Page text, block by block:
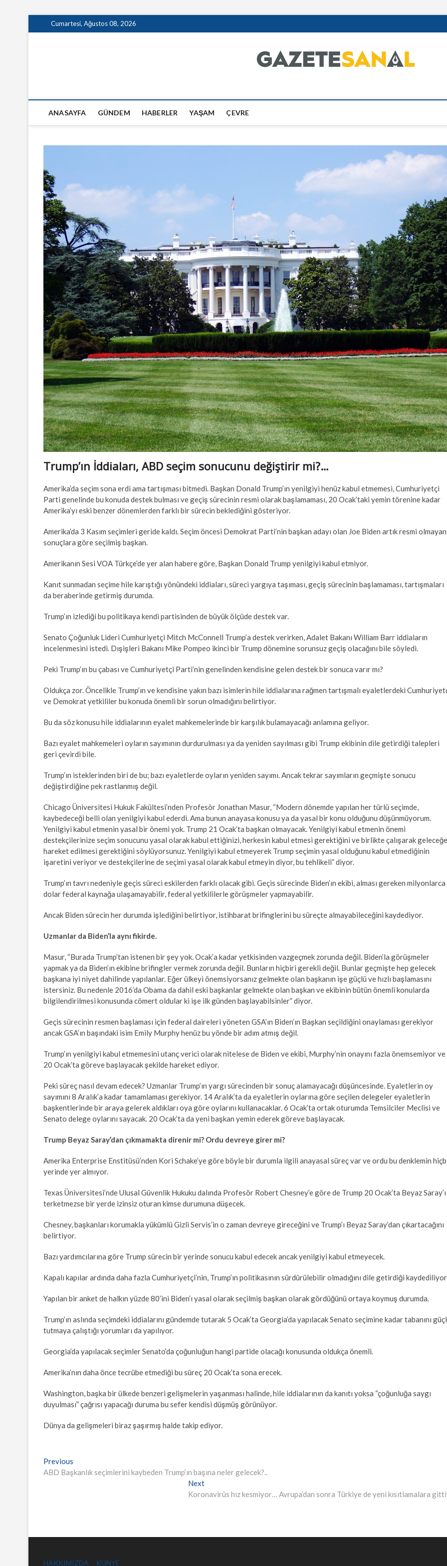
to
Cumartesi, Ağustos 08, 2026
ANASAYFA GÜNDEM HABERLER YAŞAM ÇEVRE
Trump’ın İddiaları, ABD seçim sonucunu değiştirir mi?…
Amerika’da seçim sona erdi ama tartışması bitmedi. Başkan Donald Trump’ın yenilgiyi henüz kabul etmemesi, Cumhuriyetçi
Parti genelinde bu konuda destek bulması ve geçiş sürecinin resmi olarak başlamaması, 20 Ocak’taki yemin törenine kadar
Amerika’yı eski benzer dönemlerden farklı bir sürecin beklediğini gösteriyor.
Amerika’da 3 Kasım seçimleri geride kaldı. Seçim öncesi Demokrat Parti’nin başkan adayı olan Joe Biden artık resmi olmayan
sonuçlara göre seçilmiş başkan.
Amerikanın Sesi VOA Türkçe’de yer alan habere göre, Başkan Donald Trump yenilgiyi kabul etmiyor.
Kanıt sunmadan seçime hile karıştığı yönündeki iddiaları, süreci yargıya taşıması, geçiş sürecinin başlamaması, tartışmaları
da beraberinde getirmiş durumda.
Trump’ın izlediği bu politikaya kendi partisinden de büyük ölçüde destek var.
Senato Çoğunluk Lideri Cumhuriyetçi Mitch McConnell Trump’a destek verirken, Adalet Bakanı William Barr iddiaların
incelenmesini istedi. Dışişleri Bakanı Mike Pompeo ikinci bir Trump dönemine sorunsuz geçiş olacağını bile söyledi.
Peki Trump’ın bu çabası ve Cumhuriyetçi Parti’nin genelinden kendisine gelen destek bir sonuca varır mı?
Oldukça zor. Öncelikle Trump’ın ve kendisine yakın bazı isimlerin hile iddialarına rağmen tartışmalı eyaletlerdeki
ve Demokrat yetkililer bu konuda önemli bir sorun olmadığını belirtiyor.
Bu da söz konusu hile iddialarının eyalet mahkemelerinde bir karşılık bulamayacağı anlamına geliyor.
Bazı eyalet mahkemeleri oyların sayımının durdurulması ya da yeniden sayılması gibi Trump ekibinin dile getirdiği talepleri
geri çevirdi bile.
Trump’ın isteklerinden biri de bu; bazı eyaletlerde oyların yeniden sayımı. Ancak tekrar sayımların geçmişte sonucu
değiştirdiğine pek rastlanmış değil.
Chicago Üniversitesi Hukuk Fakültesi’nden Profesör Jonathan Masur, “Modern dönemde yapılan her türlü seçimde,
kaybedeceği belli olan yenilgiyi kabul ederdi. Ama bunun anayasa konusu ya da yasal bir konu olduğunu düşünmüyorum.
Yenilgiyi kabul etmenin yasal bir önemi yok. Trump 21 Ocak’ta başkan olmayacak. Yenilgiyi kabul etmenin önemi
destekçilerinize seçim sonucunu yasal olarak kabul ettiğinizi, herkesin kabul etmesi gerektiğini ve birlikte çalışarak geleceğe
hareket edilmesi gerektiğini söylüyorsunuz. Yenilgiyi kabul etmeyerek Trump seçimin yasal olduğunu kabul etmediğinin
işaretini veriyor ve destekçilerine de seçimi yasal olarak kabul etmeyin diyor, bu tehlikeli” diyor.
Trump’ın tavrı nedeniyle geçis süreci eskilerden farklı olacak gibi. Geçis sürecinde Biden’ın ekibi, alması gereken milyonlarca
dolar federal kaynağa ulaşamayabilir, federal yetkililerle görüşmeler yapmayabilir.
Ancak Biden sürecin her durumda işlediğini belirtiyor, istihbarat brifinglerini bu süreçte almayabileceğini kaydediyor.
Uzmanlar da Biden’la aynı fikirde.
Masur, “Burada Trump’tan istenen bir şey yok. Ocak’a kadar yetkisinden vazgeçmek zorunda değil. Biden’la görüşmeler
yapmak ya da Biden’ın ekibine brifingler vermek zorunda değil. Bunların hiçbiri gerekli değil. Bunlar geçmişte hep gelecek
başkana iyi niyet dahilinde yapılanlar. Eğer ülkeyi önemsiyorsanız gelmekte olan başkanın işe güçlü ve hızlı başlamasını
istersiniz. Bu nedenle 2016’da Obama da dahil eski başkanlar gelmekte olan başkan ve ekibinin bütün önemli konularda
bilgilendirilmesi konusunda cömert oldular ki işe ilk günden başlayabilsinler” diyor.
Geçis sürecinin resmen başlaması için federal daireleri yöneten GSA’ın Biden’ın Başkan seçildiğini onaylaması gerekiyor
ancak GSA’ın başındaki isim Emily Murphy henüz bu yönde bir adım atmış değil.
Trump’ın yenilgiyi kabul etmemesini utanç verici olarak nitelese de Biden ve ekibi, Murphy’nin onayını fazla önemsemiyor ve
20 Ocak’ta göreve başlayacak şekilde hareket ediyor.
Peki süreç nasıl devam edecek? Uzmanlar Trump’ın yargı sürecinden bir sonuç alamayacağı düşüncesinde. Eyaletlerin oy
sayımını 8 Aralık’a kadar tamamlaması gerekiyor. 14 Aralık’ta da eyaletlerin oylarına göre seçilen delegeler eyaletlerin
başkentlerinde bir araya gelerek aldıkları oya göre oylarını kullanacaklar. 6 Ocak’ta ortak oturumda Temsilciler Meclisi ve
Senato delege oylarını sayacak. 20 Ocak’ta da yeni başkan yemin ederek göreve başlayacak.
Trump Beyaz Saray’dan çıkmamakta direnir mi? Ordu devreye girer mi?
Amerika Enterprise Enstitüsü’nden Kori Schake’ye göre böyle bir durumla ilgili anayasal süreç var ve ordu bu denklemin
yerinde yer almıyor.
Texas Üniversitesi’nde Ulusal Güvenlik Hukuku dalında Profesör Robert Chesney’e göre de Trump 20 Ocak’ta Beyaz Saray’ı
terketmezse bir yerde izinsiz oturan kimse durumuna düşecek.
Chesney, başkanları korumakla yükümlü Gizli Servis’in o zaman devreye gireceğini ve Trump’ı Beyaz Saray’dan çıkartacağını
belirtiyor.
Bazı yardımcılarına göre Trump sürecin bir yerinde sonucu kabul edecek ancak yenilgiyi kabul etmeyecek.
Kapalı kapılar ardında daha fazla Cumhuriyetçi’nin, Trump’ın politikasının sürdürülebilir olmadığını dile getirdiği
Yapılan bir anket de halkın yüzde 80’ini Biden’ı yasal olarak seçilmiş başkan olarak gördüğünü ortaya koymuş durumda.
Trump’ın aslında seçimdeki iddialarını gündemde tutarak 5 Ocak’ta Georgia’da yapılacak Senato seçimine kadar tabanını
tutmaya çalıştığı yorumları da yapılıyor.
Georgia’da yapılacak seçimler Senato’da çoğunluğun hangi partide olacağı konusunda oldukça önemli.
Amerika’nın daha önce tecrübe etmediği bu süreç 20 Ocak’ta sona erecek.
Washington, başka bir ülkede benzeri gelişmelerin yaşanması halinde, hile iddialarının da kanıtı yoksa “çoğunluğa saygı
duyulması” çağrısı yapacağı duruma bu sefer kendisi düşmüş görünüyor.
Dünya da gelişmeleri biraz şaşırmış halde takip ediyor.
Yazı
gezinmesi
Previous
post:
ABD Başkanlık seçimlerini kaybeden Trump’ın başına neler gelecek?..
NextNext
post:
Koronavirüs hız kesmiyor… Avrupa’dan sonra Türkiye de yeni kısıtlamalara
HAKKIMIZDA KÜNYE